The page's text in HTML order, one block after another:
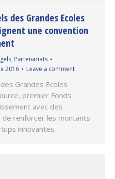
des Grandes Ecoles
une convention
, Partenariats
2016 Leave a comment
Grandes Ecoles
premier Fonds
avec des
de renforcer les montants
innovantes.